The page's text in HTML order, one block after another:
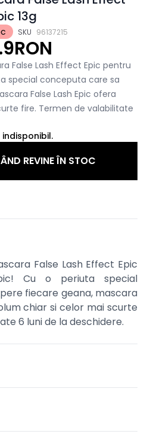
SKU 96137215
13g
False Lash Effect Epic pentru
special conceputa care sa
False Lash Epic ofera
fire. Termen de valabilitate
REVINE ÎN STOC
False Lash Effect Epic
Cu o periuta special
fiecare geana, mascara
chiar si celor mai scurte
6 luni de la deschidere.